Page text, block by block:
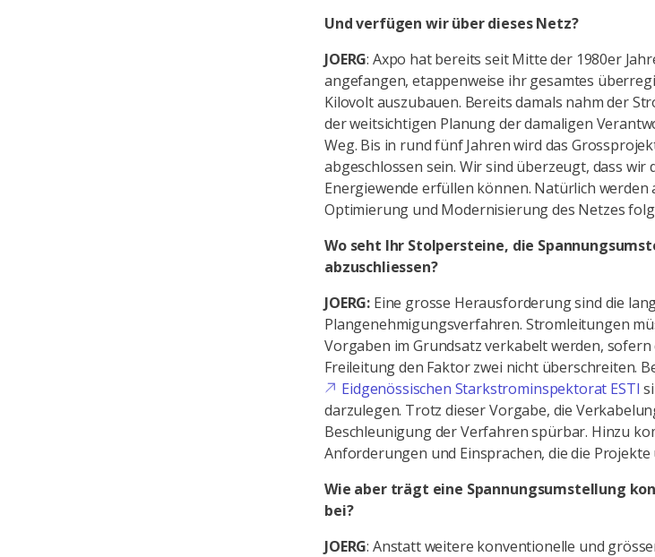
Und verfügen wir über dieses Netz?
JOERG: Axpo hat bereits seit Mitte der 1980er
angefangen, etappenweise ihr gesamtes
Kilovolt auszubauen. Bereits damals nahm der
der weitsichtigen Planung der damaligen
Weg. Bis in rund fünf Jahren wird das
abgeschlossen sein. Wir sind überzeugt, dass
Energiewende erfüllen können. Natürlich
Optimierung und Modernisierung des Netzes
Wo seht Ihr Stolpersteine, die
abzuschliessen?
JOERG: Eine grosse Herausforderung sind die
Plangenehmigungsverfahren. Stromleitungen
Vorgaben im Grundsatz verkabelt werden,
Freileitung den Faktor zwei nicht überschreiten.
Eidgenössischen Starkstrominspektorat ESTI
darzulegen. Trotz dieser Vorgabe, die
Beschleunigung der Verfahren spürbar. Hinzu
Anforderungen und Einsprachen, die die
Wie aber trägt eine Spannungsumstellung
bei?
JOERG: Anstatt weitere konventionelle und